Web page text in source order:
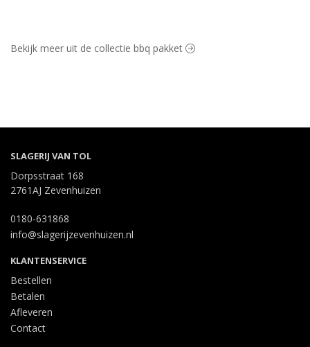
Bekijk meer uit de collectie bbq pakket
SLAGERIJ VAN TOL
Dorpsstraat 168
2761AJ Zevenhuizen
0180-631868
info@slagerijzevenhuizen.nl
KLANTENSERVICE
Bestellen
Betalen
Afleveren
Contact